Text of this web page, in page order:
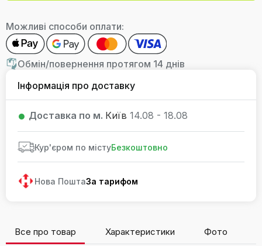
Можливі способи оплати:
Обмін/повернення протягом 14 днів
Інформація про доставку
Доставка по м. Київ 14.08 - 18.08
Кур'єром по містуБезкоштовно
Нова ПоштаЗа тарифом
Все про товар Характеристики Фото